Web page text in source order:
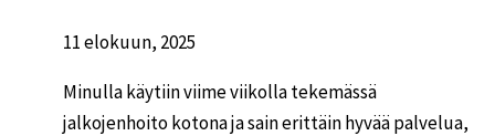
11 elokuun, 2025
Minulla käytiin viime viikolla tekemässä
jalkojenhoito kotona ja sain erittäin hyvää palvelua,